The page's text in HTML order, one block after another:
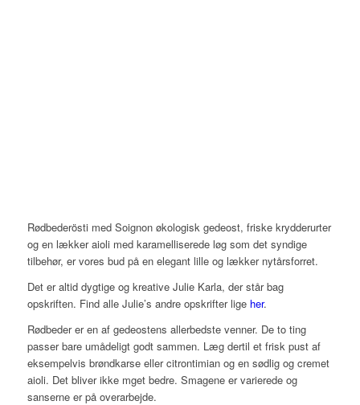
Rødbederösti med Soignon økologisk gedeost, friske krydderurter
og en lækker aioli med karamelliserede løg som det syndige
tilbehør, er vores bud på en elegant lille og lækker nytårsforret.
Det er altid dygtige og kreative Julie Karla, der står bag
opskriften. Find alle Julie’s andre opskrifter lige her.
Rødbeder er en af gedeostens allerbedste venner. De to ting
passer bare umådeligt godt sammen. Læg dertil et frisk pust af
eksempelvis brøndkarse eller citrontimian og en sødlig og cremet
aioli. Det bliver ikke mget bedre. Smagene er varierede og
sanserne er på overarbejde.